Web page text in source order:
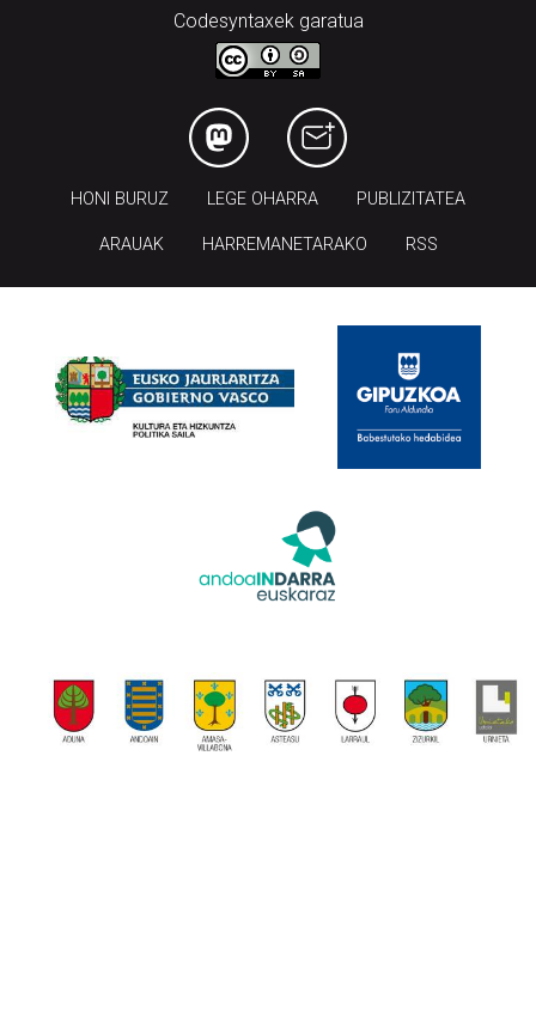
Codesyntaxek garatua
HONI BURUZ LEGE OHARRA PUBLIZITATEA
ARAUAK HARREMANETARAKO RSS